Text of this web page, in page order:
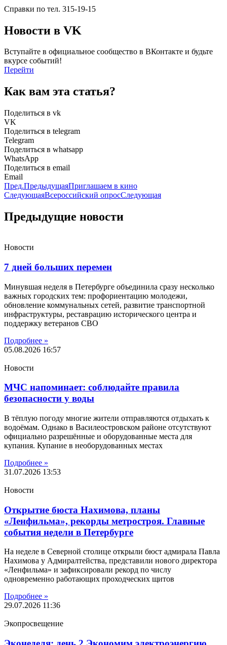
Справки по тел. 315-19-15
Новости в VK
Вступайте в официальное сообщество в ВКонтакте и будьте
вкурсе событий!
Перейти
Как вам эта статья?
Поделиться в vk
VK
Поделиться в telegram
Telegram
Поделиться в whatsapp
WhatsApp
Поделиться в email
Email
Пред.ПредыдущаяПриглашаем в кино
СледующаяВсероссийский опросСледующая
Предыдущие новости
Новости
7 дней больших перемен
Минувшая неделя в Петербурге объединила сразу несколько
важных городских тем: профориентацию молодежи,
обновление коммунальных сетей, развитие транспортной
инфраструктуры, реставрацию исторического центра и
поддержку ветеранов СВО
Подробнее »
05.08.2026 16:57
Новости
МЧС напоминает: соблюдайте правила
безопасности у воды
В тёплую погоду многие жители отправляются отдыхать к
водоёмам. Однако в Василеостровском районе отсутствуют
официально разрешённые и оборудованные места для
купания. Купание в необорудованных местах
Подробнее »
31.07.2026 13:53
Новости
Открытие бюста Нахимова, планы
«Ленфильма», рекорды метростроя. Главные
события недели в Петербурге
На неделе в Северной столице открыли бюст адмирала Павла
Нахимова у Адмиралтейства, представили нового директора
«Ленфильма» и зафиксировали рекорд по числу
одновременно работающих проходческих щитов
Подробнее »
29.07.2026 11:36
Экопросвещение